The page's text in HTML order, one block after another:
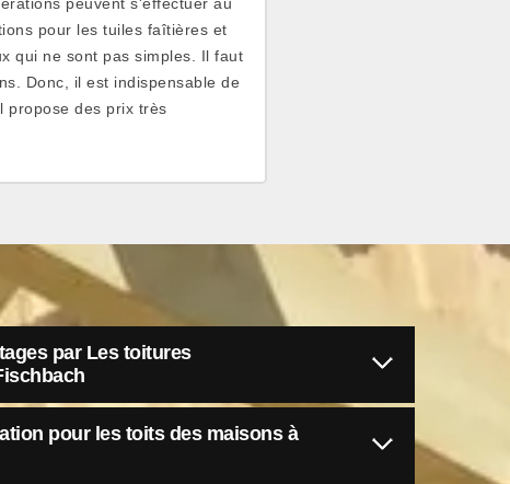
peuvent s'effectuer au
pour les tuiles faîtières et
qui ne sont pas simples. Il faut
Donc, il est indispensable de
propose des prix très
par Les toitures
pour les toits des maisons à